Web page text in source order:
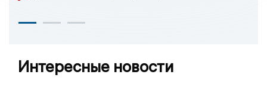
Интересные новости